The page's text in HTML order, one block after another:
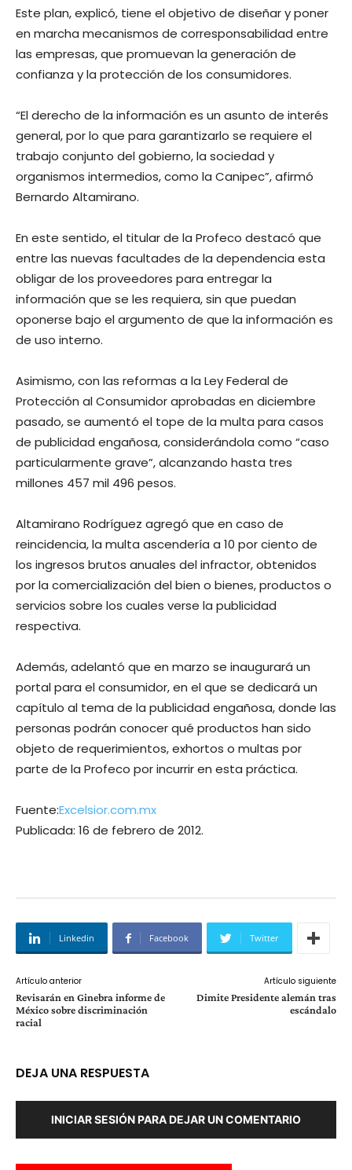
Este plan, explicó, tiene el objetivo de diseñar y poner
en marcha mecanismos de corresponsabilidad entre
las empresas, que promuevan la generación de
confianza y la protección de los consumidores.
“El derecho de la información es un asunto de interés
general, por lo que para garantizarlo se requiere el
trabajo conjunto del gobierno, la sociedad y
organismos intermedios, como la Canipec”, afirmó
Bernardo Altamirano.
En este sentido, el titular de la Profeco destacó que
entre las nuevas facultades de la dependencia esta
obligar de los proveedores para entregar la
información que se les requiera, sin que puedan
oponerse bajo el argumento de que la información es
de uso interno.
Asimismo, con las reformas a la Ley Federal de
Protección al Consumidor aprobadas en diciembre
pasado, se aumentó el tope de la multa para casos
de publicidad engañosa, considerándola como “caso
particularmente grave”, alcanzando hasta tres
millones 457 mil 496 pesos.
Altamirano Rodríguez agregó que en caso de
reincidencia, la multa ascendería a 10 por ciento de
los ingresos brutos anuales del infractor, obtenidos
por la comercialización del bien o bienes, productos o
servicios sobre los cuales verse la publicidad
respectiva.
Además, adelantó que en marzo se inaugurará un
portal para el consumidor, en el que se dedicará un
capítulo al tema de la publicidad engañosa, donde las
personas podrán conocer qué productos han sido
objeto de requerimientos, exhortos o multas por
parte de la Profeco por incurrir en esta práctica.
Fuente:Excelsior.com.mx
Publicada: 16 de febrero de 2012.
Linkedin Facebook Twitter
Artículo anterior
Revisarán en Ginebra informe de
México sobre discriminación
racial
Artículo siguiente
Dimite Presidente alemán tras
escándalo
DEJA UNA RESPUESTA
INICIAR SESIÓN PARA DEJAR UN COMENTARIO